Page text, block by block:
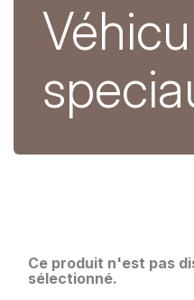
Ce produit n'est pas
sélectionné.